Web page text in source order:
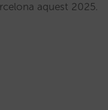
aquest 2025.